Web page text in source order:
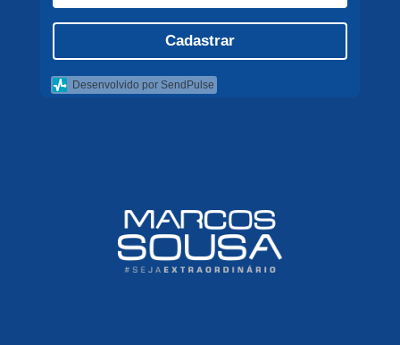
Cadastrar
Desenvolvido por SendPulse